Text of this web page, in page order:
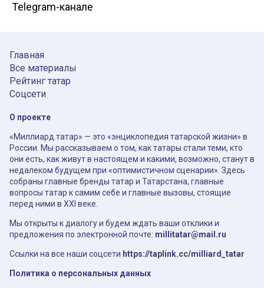
Telegram-канале
Главная
Все материалы
Рейтинг татар
Соцсети
О проекте
«Миллиард.татар» — это «энциклопедия татарской жизни» в
России. Мы рассказываем о том, как татары стали теми, кто
они есть, как живут в настоящем и какими, возможно, станут в
недалеком будущем при «оптимистичном сценарии». Здесь
собраны главные бренды татар и Татарстана, главные
вопросы татар к самим себе и главные вызовы, стоящие
перед ними в XXI веке.
Мы открыты к диалогу и будем ждать ваши отклики и
предложения по электронной почте: millitatar@mail.ru
Ссылки на все наши соцсети https://taplink.cc/milliard_tatar
Политика о персональных данных